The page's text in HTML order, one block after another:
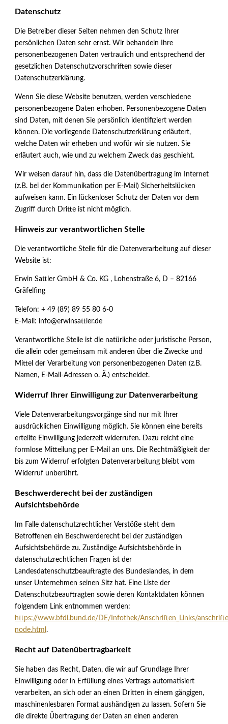
Datenschutz
Die Betreiber dieser Seiten nehmen den Schutz Ihrer
persönlichen Daten sehr ernst. Wir behandeln Ihre
personenbezogenen Daten vertraulich und entsprechend der
gesetzlichen Datenschutzvorschriften sowie dieser
Datenschutzerklärung.
Wenn Sie diese Website benutzen, werden verschiedene
personenbezogene Daten erhoben. Personenbezogene Daten
sind Daten, mit denen Sie persönlich identifiziert werden
können. Die vorliegende Datenschutzerklärung erläutert,
welche Daten wir erheben und wofür wir sie nutzen. Sie
erläutert auch, wie und zu welchem Zweck das geschieht.
Wir weisen darauf hin, dass die Datenübertragung im Internet
(z.B. bei der Kommunikation per E-Mail) Sicherheitslücken
aufweisen kann. Ein lückenloser Schutz der Daten vor dem
Zugriff durch Dritte ist nicht möglich.
Hinweis zur verantwortlichen Stelle
Die verantwortliche Stelle für die Datenverarbeitung auf dieser
Website ist:
Erwin Sattler GmbH & Co. KG , Lohenstraße 6, D – 82166
Gräfelfing
Telefon: + 49 (89) 89 55 80 6-0
E-Mail: info@erwinsattler.de
Verantwortliche Stelle ist die natürliche oder juristische Person,
die allein oder gemeinsam mit anderen über die Zwecke und
Mittel der Verarbeitung von personenbezogenen Daten (z.B.
Namen, E-Mail-Adressen o. Ä.) entscheidet.
Widerruf Ihrer Einwilligung zur Datenverarbeitung
Viele Datenverarbeitungsvorgänge sind nur mit Ihrer
ausdrücklichen Einwilligung möglich. Sie können eine bereits
erteilte Einwilligung jederzeit widerrufen. Dazu reicht eine
formlose Mitteilung per E-Mail an uns. Die Rechtmäßigkeit der
bis zum Widerruf erfolgten Datenverarbeitung bleibt vom
Widerruf unberührt.
Beschwerderecht bei der zuständigen
Aufsichtsbehörde
Im Falle datenschutzrechtlicher Verstöße steht dem
Betroffenen ein Beschwerderecht bei der zuständigen
Aufsichtsbehörde zu. Zuständige Aufsichtsbehörde in
datenschutzrechtlichen Fragen ist der
Landesdatenschutzbeauftragte des Bundeslandes, in dem
unser Unternehmen seinen Sitz hat. Eine Liste der
Datenschutzbeauftragten sowie deren Kontaktdaten können
folgendem Link entnommen werden:
https://www.bfdi.bund.de/DE/Infothek/Anschriften_Links/
node.html .
Recht auf Datenübertragbarkeit
Sie haben das Recht, Daten, die wir auf Grundlage Ihrer
Einwilligung oder in Erfüllung eines Vertrags automatisiert
verarbeiten, an sich oder an einen Dritten in einem gängigen,
maschinenlesbaren Format aushändigen zu lassen. Sofern Sie
die direkte Übertragung der Daten an einen anderen